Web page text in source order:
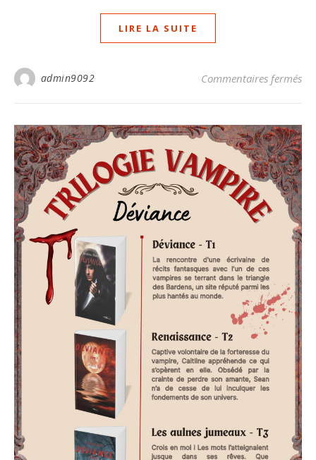
LIRE LA SUITE
admin9092 Commentaires fermés